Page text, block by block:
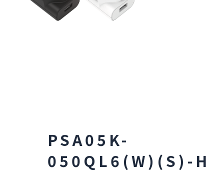
PSA05K-
050QL6(W)(S)-H